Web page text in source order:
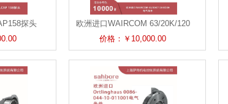
探头
欧洲进口WAIRCOM 63/20K/120
ED3H电气备件
价格：￥10,000.00